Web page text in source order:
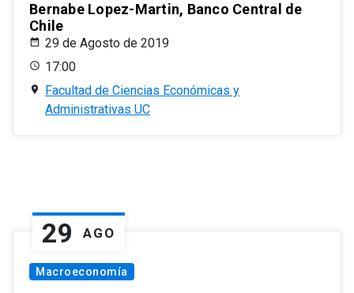
Bernabe Lopez-Martin, Banco Central de
Chile
29 de Agosto de 2019
17:00
Facultad de Ciencias Económicas y
Administrativas UC
29 AGO
Macroeconomía